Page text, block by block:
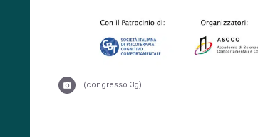
(congresso 3g)